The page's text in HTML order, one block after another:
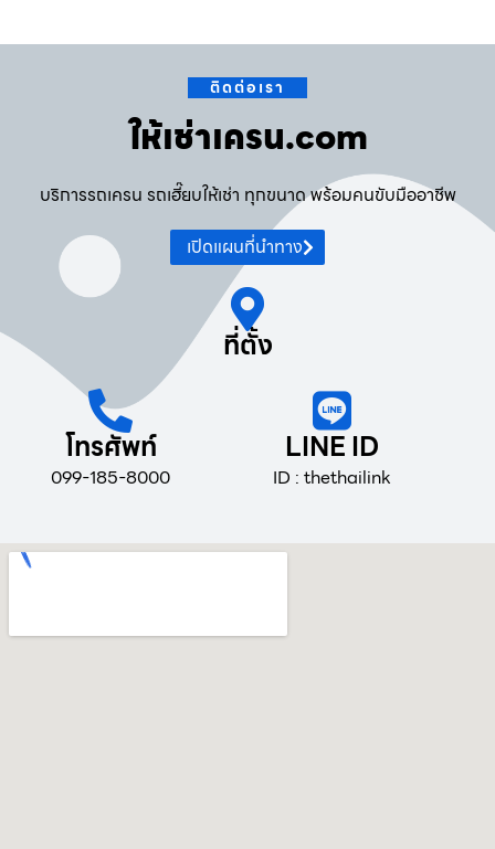
ติดต่อเรา
ให้เช่าเครน.com
บริการรถเครน รถเฮี๊ยบให้เช่า ทุกขนาด พร้อมคนขับมืออาชีพ
เปิดแผนที่นำทาง
ที่ตั้ง
โทรศัพท์
099-185-8000
LINE ID
ID : thethailink